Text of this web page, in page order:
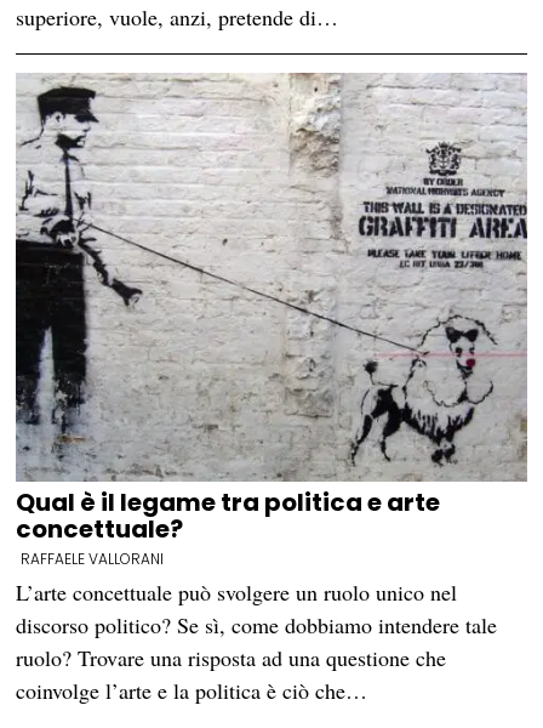
superiore, vuole, anzi, pretende di…
Qual è il legame tra politica e arte
concettuale?
RAFFAELE VALLORANI
L’arte concettuale può svolgere un ruolo unico nel
discorso politico? Se sì, come dobbiamo intendere tale
ruolo? Trovare una risposta ad una questione che
coinvolge l’arte e la politica è ciò che…